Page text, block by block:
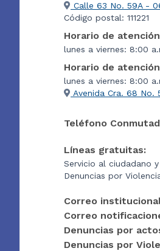
Calle 63 No. 59A -
Código postal: 111221
Horario de
lunes a viernes: 8:00
Horario de
lunes a viernes: 8:00
Avenida Cra. 68 No.
Teléfono
Líneas gratuitas:
Servicio al ciudadano
Denuncias por
Correo
Correo
Denuncias por
Denuncias por